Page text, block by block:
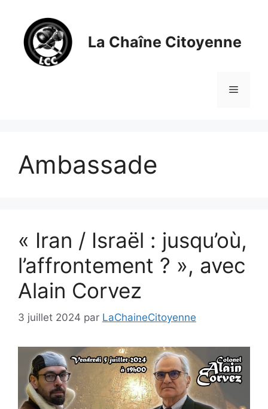
contenu
La Chaîne Citoyenne
Menu
Ambassade
« Iran / Israël : jusqu’où,
l’affrontement ? », avec
Alain Corvez
3 juillet 2024 par LaChaineCitoyenne